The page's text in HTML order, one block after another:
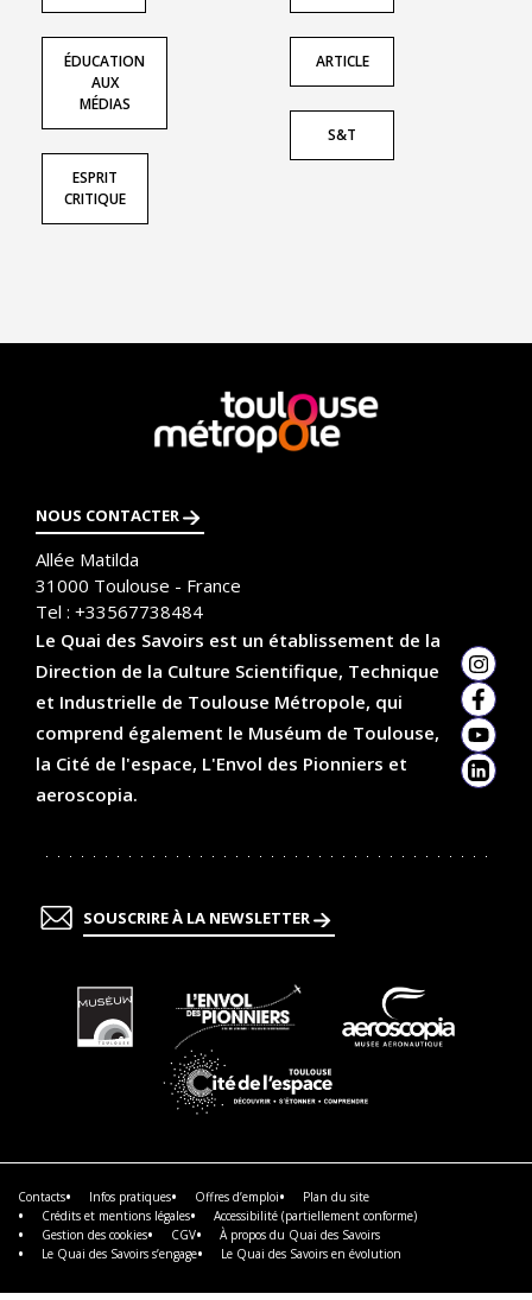
ÉDUCATION
AUX
MÉDIAS
ESPRIT
CRITIQUE
ARTICLE
S&T
En
savoir
plus
NOUS CONTACTER
Allée Matilda
31000 Toulouse - France
Tel : +33567738484
Le Quai des Savoirs est un établissement de la
Direction de la Culture Scientifique, Technique
et Industrielle de Toulouse Métropole, qui
comprend également le Muséum de Toulouse,
la Cité de l'espace, L'Envol des Pionniers et
aeroscopia.
SOUSCRIRE À LA NEWSLETTER
En
savoir
plus
Contacts Infos pratiques Offres d’emploi
Plan du site
Crédits et mentions légales
Accessibilité (partiellement conforme)
Gestion des cookies
CGV
À propos du Quai des Savoirs
Le Quai des Savoirs s’engage
Le Quai des Savoirs en évolution